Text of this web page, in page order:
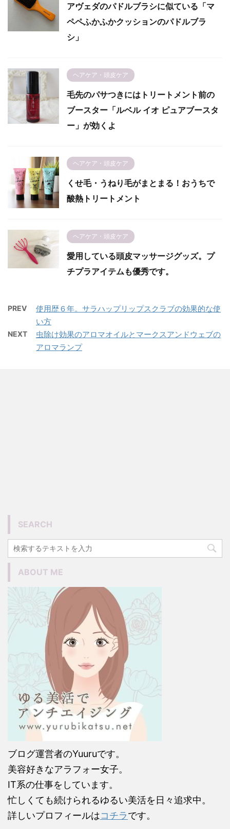
アヴェダのパドルブラシに似ている「マ
ペペふかふかクッションのパドルブラ
シ」
ヘアケア・頭皮ケア
毛先のパサつきにはトリートメント前の
ブースター「ルベル イオ ピュアブースタ
ー」が効くよ
ヘアケア・頭皮ケア
くせ毛・うねり毛がまとまる！おうちで
酸熱トリートメント
ヘアケア・頭皮ケア
愛用している頭皮マッサージグッズ。プ
チプラアイテムも優秀です。
PREV
使用歴６年。サラハップリップスクラブの効果的な使
い方
NEXT
虫除け効果のアロマオイルとマークスアンドウェブの
アロマランプ
SEARCH
ABOUT ME
ブログ運営者のYuuruです。
美容好きなアラフォー女子。
IT系の仕事をしています。
忙しくても続けられるゆるい美活を日々追求中。
詳しいプロフィールはコチラです。